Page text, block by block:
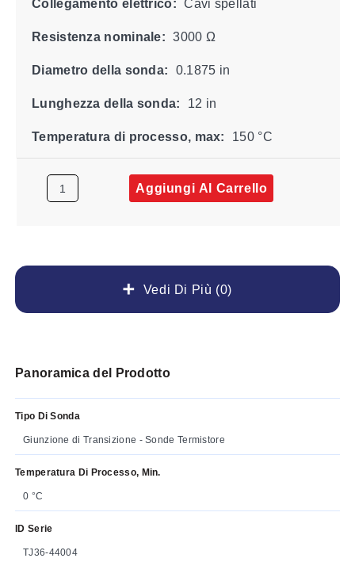
Vedi Di Più (0)
Collegamento elettrico: Cavi spellati
Resistenza nominale: 3000 Ω
Diametro della sonda: 0.1875 in
Lunghezza della sonda: 12 in
Temperatura di processo, max: 150 °C
Aggiungi Al Carrello
Panoramica del Prodotto
Tipo Di Sonda
Giunzione di Transizione - Sonde Termistore
Temperatura Di Processo, Min.
0 °C
ID Serie
TJ36-44004